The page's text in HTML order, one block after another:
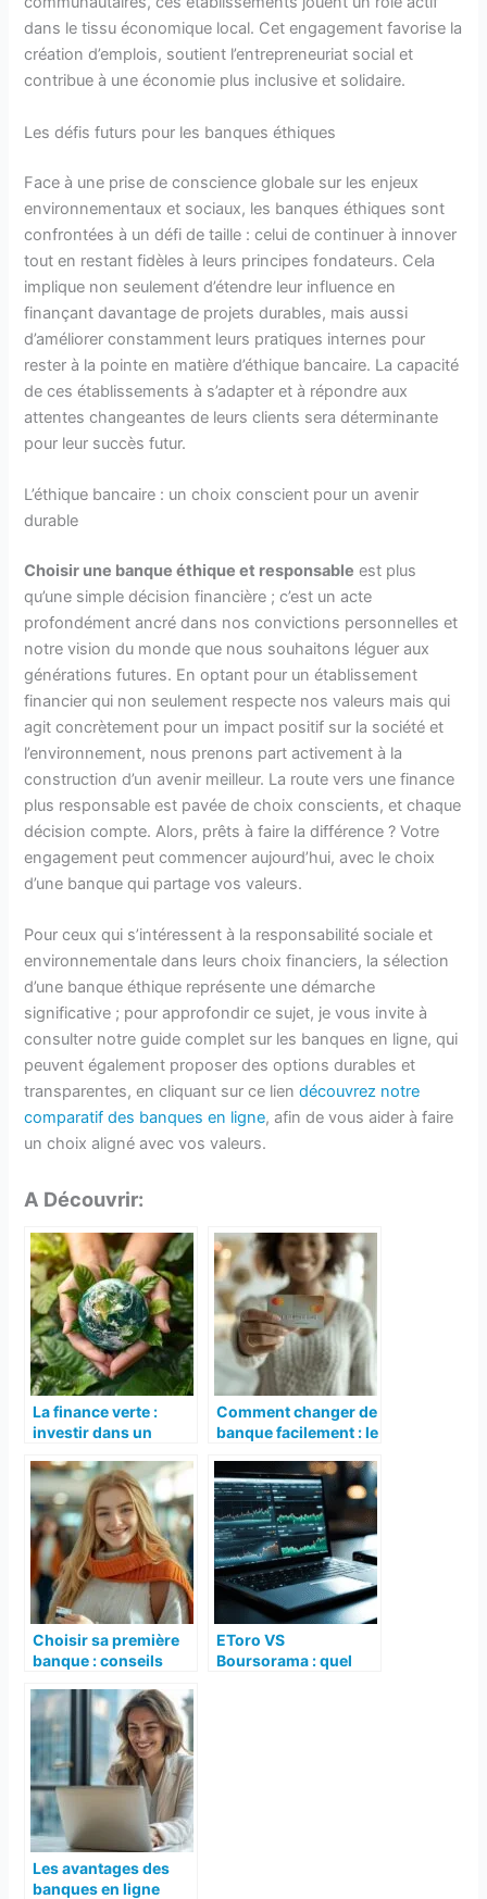
dans le tissu économique local. Cet engagement favorise la
création d’emplois, soutient l’entrepreneuriat social et
contribue à une économie plus inclusive et solidaire.
Les défis futurs pour les banques éthiques
Face à une prise de conscience globale sur les enjeux
environnementaux et sociaux, les banques éthiques sont
confrontées à un défi de taille : celui de continuer à innover
tout en restant fidèles à leurs principes fondateurs. Cela
implique non seulement d’étendre leur influence en
finançant davantage de projets durables, mais aussi
d’améliorer constamment leurs pratiques internes pour
rester à la pointe en matière d’éthique bancaire. La capacité
de ces établissements à s’adapter et à répondre aux
attentes changeantes de leurs clients sera déterminante
pour leur succès futur.
L’éthique bancaire : un choix conscient pour un avenir
durable
Choisir une banque éthique et responsable est plus
qu’une simple décision financière ; c’est un acte
profondément ancré dans nos convictions personnelles et
notre vision du monde que nous souhaitons léguer aux
générations futures. En optant pour un établissement
financier qui non seulement respecte nos valeurs mais qui
agit concrètement pour un impact positif sur la société et
l’environnement, nous prenons part activement à la
construction d’un avenir meilleur. La route vers une finance
plus responsable est pavée de choix conscients, et chaque
décision compte. Alors, prêts à faire la différence ? Votre
engagement peut commencer aujourd’hui, avec le choix
d’une banque qui partage vos valeurs.
Pour ceux qui s’intéressent à la responsabilité sociale et
environnementale dans leurs choix financiers, la sélection
d’une banque éthique représente une démarche
significative ; pour approfondir ce sujet, je vous invite à
consulter notre guide complet sur les banques en ligne, qui
peuvent également proposer des options durables et
transparentes, en cliquant sur ce liendécouvrez notre
comparatif des banques en ligne, afin de vous aider à faire
un choix aligné avec vos valeurs.
A Découvrir:
La finance verte :
investir dans un
Comment changer de
banque facilement : le
Choisir sa première
banque : conseils
EToro VS
Boursorama : quel
Les avantages des
banques en ligne